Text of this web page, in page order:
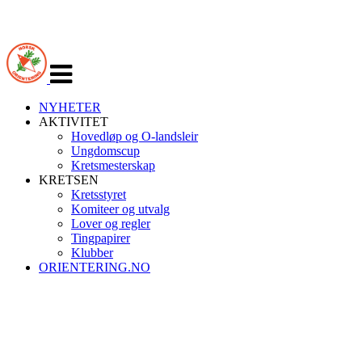
navigasjon
NYHETER
AKTIVITET
Hovedløp og O-landsleir
Ungdomscup
Kretsmesterskap
KRETSEN
Kretsstyret
Komiteer og utvalg
Lover og regler
Tingpapirer
Klubber
ORIENTERING.NO